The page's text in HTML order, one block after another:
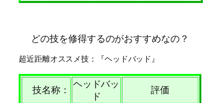
どの技を修得するのがおすすめなの？
超近距離オススメ技：『ヘッドバッド』
技名称： ヘッドバッ
ド
評価